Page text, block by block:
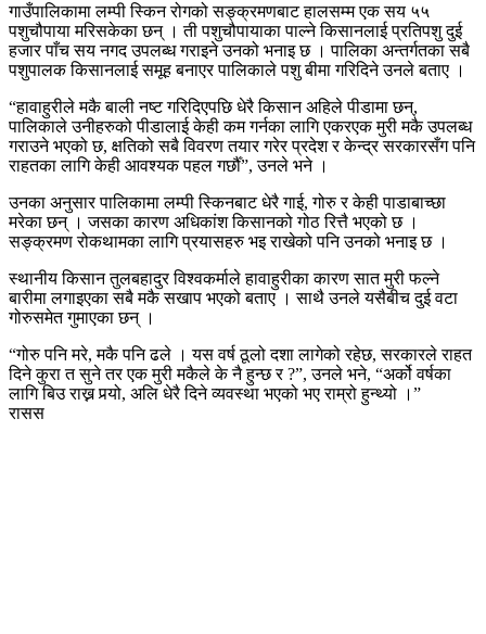
गाउँपालिकामा लम्पी स्किन रोगको सङ्क्रमणबाट हालसम्म एक सय ५५
पशुचौपाया मरिसकेका छन् । ती पशुचौपायाका पाल्ने किसानलाई प्रतिपशु दुई
हजार पाँच सय नगद उपलब्ध गराइने उनको भनाइ छ । पालिका अन्तर्गतका सबै
पशुपालक किसानलाई समूह बनाएर पालिकाले पशु बीमा गरिदिने उनले बताए ।
“हावाहुरीले मकै बाली नष्ट गरिदिएपछि धेरै किसान अहिले पीडामा छन्,
पालिकाले उनीहरुको पीडालाई केही कम गर्नका लागि एकरएक मुरी मकै उपलब्ध
गराउने भएको छ, क्षतिको सबै विवरण तयार गरेर प्रदेश र केन्द्र सरकारसँग पनि
राहतका लागि केही आवश्यक पहल गर्छौँ”, उनले भने ।
उनका अनुसार पालिकामा लम्पी स्किनबाट धेरै गाई, गोरु र केही पाडाबाच्छा
मरेका छन् । जसका कारण अधिकांश किसानको गोठ रित्तै भएको छ ।
सङ्क्रमण रोकथामका लागि प्रयासहरु भइ राखेको पनि उनको भनाइ छ ।
स्थानीय किसान तुलबहादुर विश्वकर्माले हावाहुरीका कारण सात मुरी फल्ने
बारीमा लगाइएका सबै मकै सखाप भएको बताए । साथै उनले यसैबीच दुई वटा
गोरुसमेत गुमाएका छन् ।
“गोरु पनि मरे, मकै पनि ढले । यस वर्ष ठूलो दशा लागेको रहेछ, सरकारले राहत
दिने कुरा त सुने तर एक मुरी मकैले के नै हुन्छ र ?”, उनले भने, “अर्को वर्षका
लागि बिउ राख्न पर्‍यो, अलि धेरै दिने व्यवस्था भएको भए राम्रो हुन्थ्यो ।”
रासस